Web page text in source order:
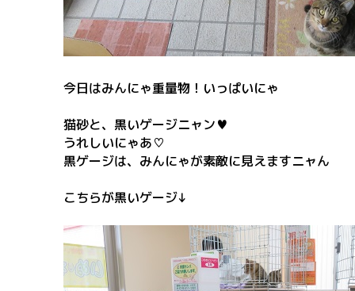
今日はみんにゃ重量物！いっぱいにゃ
猫砂と、黒いゲージニャン♥
うれしいにゃあ♡
黒ゲージは、みんにゃが素敵に見えますニャん
こちらが黒いゲージ↓